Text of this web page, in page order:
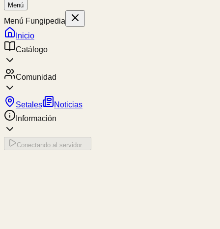
Menú
Menú Fungipedia
Inicio
Catálogo
Comunidad
Setales
Noticias
Información
Conectando al servidor...